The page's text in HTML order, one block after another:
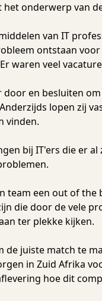
onderwerp van
van IT
ontstaan
waren veel
door en besluiten
lopen zij
vinden.
bij IT'ers die er
team een out of
die door de vele
ter plekke kijken.
de juiste match te
in Zuid Afrika
hoe dit